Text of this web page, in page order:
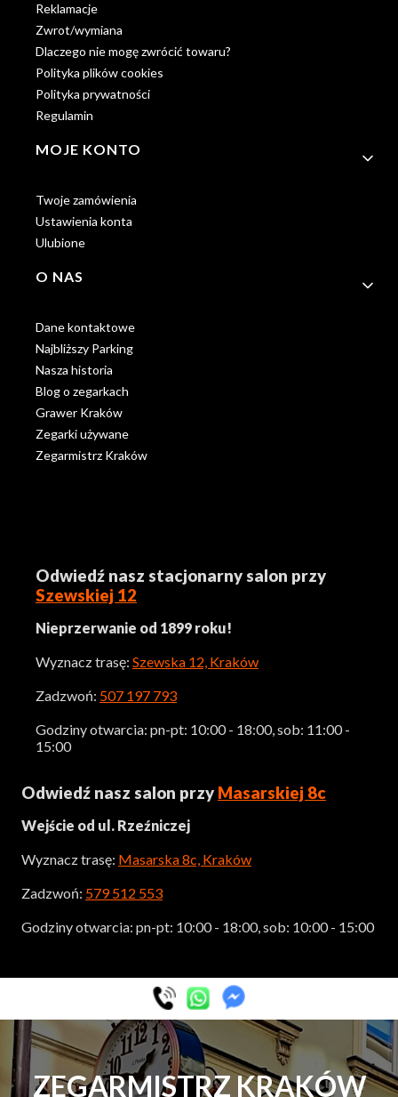
Reklamacje
Zwrot/wymiana
Dlaczego nie mogę zwrócić towaru?
Polityka plików cookies
Polityka prywatności
Regulamin
MOJE KONTO
Twoje zamówienia
Ustawienia konta
Ulubione
O NAS
Dane kontaktowe
Najbliższy Parking
Nasza historia
Blog o zegarkach
Grawer Kraków
Zegarki używane
Zegarmistrz Kraków
Odwiedź nasz stacjonarny salon przy
Szewskiej 12
Nieprzerwanie od 1899 roku!
Wyznacz trasę: Szewska 12, Kraków
Zadzwoń: 507 197 793
Godziny otwarcia: pn-pt: 10:00 - 18:00, sob: 11:00 -
15:00
Odwiedź nasz salon przy Masarskiej 8c
Wejście od ul. Rzeźniczej
Wyznacz trasę: Masarska 8c, Kraków
Zadzwoń: 579 512 553
Godziny otwarcia: pn-pt: 10:00 - 18:00, sob: 10:00 - 15:00
ZEGARMISTRZ KRAKÓW